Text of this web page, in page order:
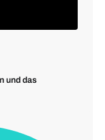
und das